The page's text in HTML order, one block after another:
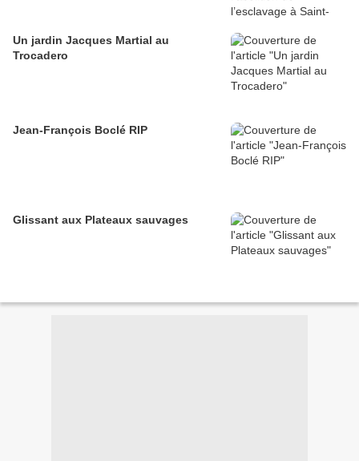
Un jardin Jacques Martial au
Trocadero
Jean-François Boclé RIP
Glissant aux Plateaux sauvages